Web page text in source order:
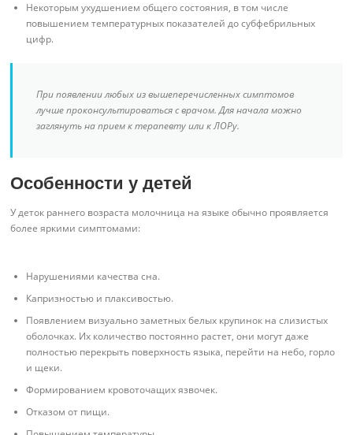
Некоторым ухудшением общего состояния, в том числе
повышением температурных показателей до субфебрильных
цифр.
При появлении любых из вышеперечисленных симптомов
лучше проконсультироваться с врачом. Для начала можно
заглянуть на прием к терапевту или к ЛОРу.
Особенности у детей
У деток раннего возраста молочница на языке обычно проявляется
более яркими симптомами:
Нарушениями качества сна.
Капризностью и плаксивостью.
Появлением визуально заметных белых крупинок на слизистых
оболочках. Их количество постоянно растет, они могут даже
полностью перекрыть поверхность языка, перейти на небо, горло
и щеки.
Формированием кровоточащих язвочек.
Отказом от пищи.